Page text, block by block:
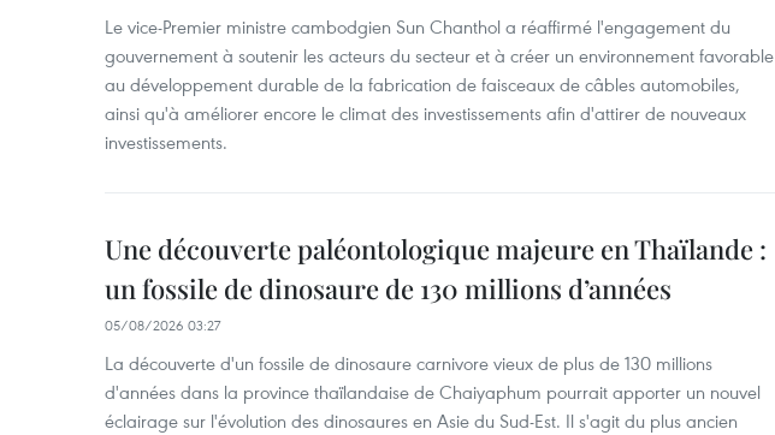
Le vice-Premier ministre cambodgien Sun Chanthol a réaffirmé l'engagement du
gouvernement à soutenir les acteurs du secteur et à créer un environnement favorable
au développement durable de la fabrication de faisceaux de câbles automobiles,
ainsi qu'à améliorer encore le climat des investissements afin d'attirer de nouveaux
investissements.
Une découverte paléontologique majeure en Thaïlande :
un fossile de dinosaure de 130 millions d’années
05/08/2026 03:27
La découverte d'un fossile de dinosaure carnivore vieux de plus de 130 millions
d'années dans la province thaïlandaise de Chaiyaphum pourrait apporter un nouvel
éclairage sur l'évolution des dinosaures en Asie du Sud-Est. Il s'agit du plus ancien